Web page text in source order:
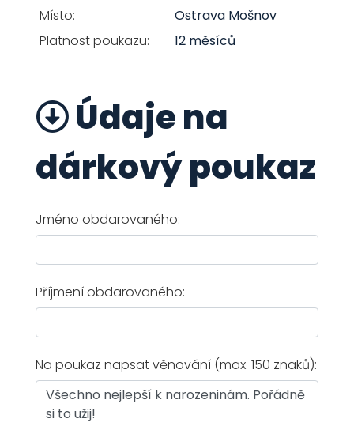
Místo:
Ostrava Mošnov
Platnost poukazu:
12 měsíců
Údaje na
dárkový poukaz
Jméno obdarovaného:
Příjmení obdarovaného:
Na poukaz napsat věnování (max. 150 znaků):